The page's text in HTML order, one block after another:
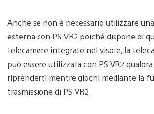
Anche se non è necessario utilizzare
esterna con PS VR2 poiché dispone di
telecamere integrate nel visore, la
può essere utilizzata con PS VR2
riprenderti mentre giochi mediante la
trasmissione di PS VR2.